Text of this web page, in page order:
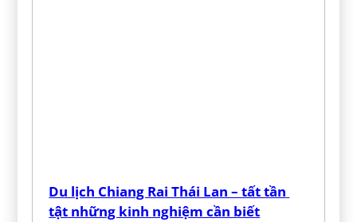
Du lịch Chiang Rai Thái Lan – tất tần
tật những kinh nghiệm cần biết